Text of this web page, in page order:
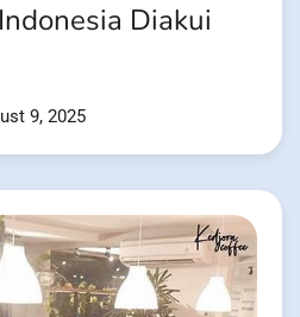
Diakui
9, 2025